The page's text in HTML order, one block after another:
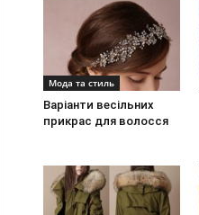
Мода та стиль
Варіанти весільних
прикрас для волосся